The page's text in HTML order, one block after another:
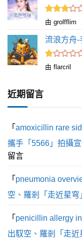
評分
滿
分 5
由 grolfflim
流浪方舟-
評
5
由 flarcril
近期留言
「 amoxicillin rare
攜手「5566」拍攝
留言
「 pneumonia
空、羅剎「走近星
「 penicillin allergy
出馭空、羅剎「走